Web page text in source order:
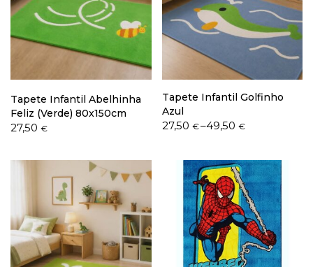
Tapete Infantil Abelhinha
Feliz (Verde) 80x150cm
27,50 €
Tapete Infantil Golfinho
Azul
27,50 €–49,50 €
Price
through
49,50 €